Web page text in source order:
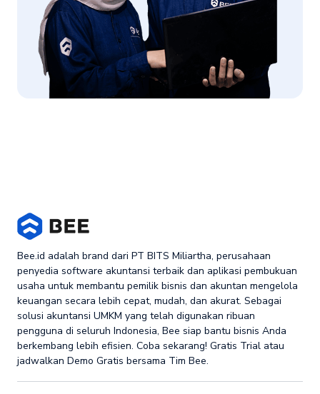
Bee.id adalah brand dari PT BITS Miliartha, perusahaan
penyedia software akuntansi terbaik dan aplikasi pembukuan
usaha untuk membantu pemilik bisnis dan akuntan mengelola
keuangan secara lebih cepat, mudah, dan akurat. Sebagai
solusi akuntansi UMKM yang telah digunakan ribuan
pengguna di seluruh Indonesia, Bee siap bantu bisnis Anda
berkembang lebih efisien. Coba sekarang! Gratis Trial atau
jadwalkan Demo Gratis bersama Tim Bee.